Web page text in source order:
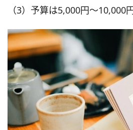
（3）予算は5,000円～10,000